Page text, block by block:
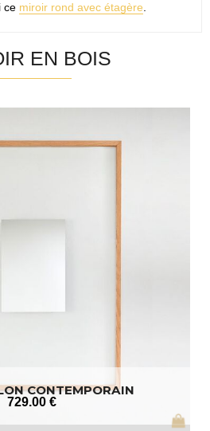
ce miroir rond avec étagère.
EN BOIS
CONTEMPORAIN
729.00 €